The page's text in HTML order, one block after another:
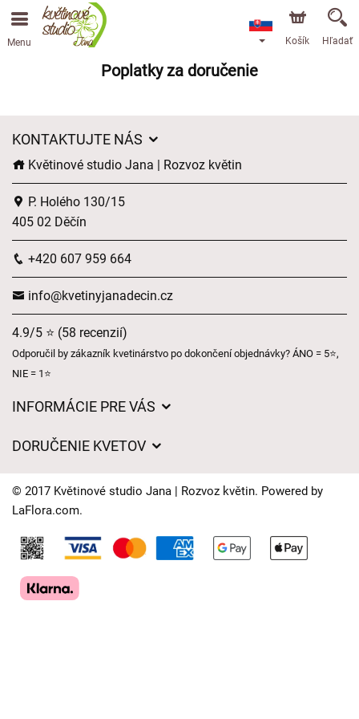
Menu Košík Hľadať
Poplatky za doručenie
KONTAKTUJTE NÁS
Květinové studio Jana | Rozvoz květin
P. Holého 130/15
405 02 Děčín
+420 607 959 664
info@kvetinyjanadecin.cz
4.9/5 ⭐ (58 recenzií)
Odporučil by zákazník kvetinárstvo po dokončení objednávky? ÁNO = 5⭐,
NIE = 1⭐
INFORMÁCIE PRE VÁS
Časy doručenia kvetov – prehľad možností
DORUČENIE KVETOV
Kam doručujeme kvety
Kontaktujte nás
© 2017 Květinové studio Jana | Rozvoz květin. Powered by
LaFlora.com.